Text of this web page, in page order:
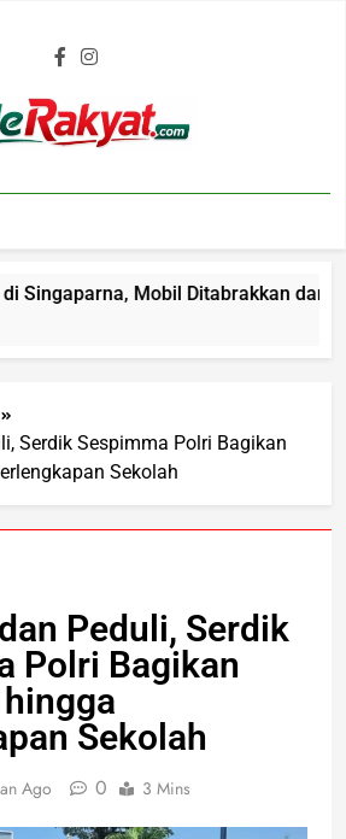
Mobil Ditabrakkan dari
Serdik Sespimma Polri Bagikan
Sekolah
Peduli, Serdik
Polri Bagikan
Sekolah
Ago 0 3 Mins